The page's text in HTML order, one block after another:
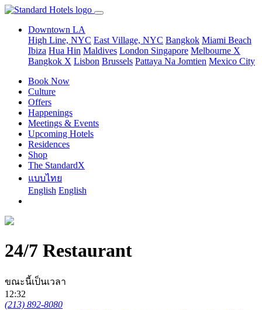
Downtown LA
High Line, NYC East Village, NYC Bangkok Miami Beach
Ibiza Hua Hin Maldives London Singapore Melbourne X
Bangkok X Lisbon Brussels Pattaya Na Jomtien Mexico City
Book Now
Culture
Offers
Happenings
Meetings & Events
Upcoming Hotels
Residences
Shop
The StandardX
แบบไทย
English English
24/7 Restaurant
ขณะนี้เป็นเวลา
12:32
(213) 892-8080